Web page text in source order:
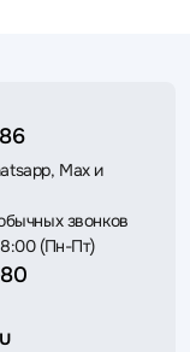
Max и
звонков
(Пн-Пт)